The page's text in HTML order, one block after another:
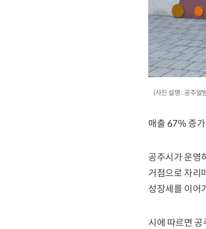
(사진 설명 : 공주알
매출 67% 증
공주시 가 운영
거점으로 자리
성장세를 이어
시에 따르면